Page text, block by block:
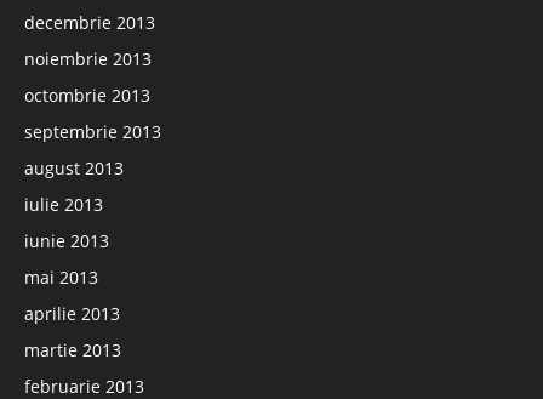
decembrie 2013
noiembrie 2013
octombrie 2013
septembrie 2013
august 2013
iulie 2013
iunie 2013
mai 2013
aprilie 2013
martie 2013
februarie 2013